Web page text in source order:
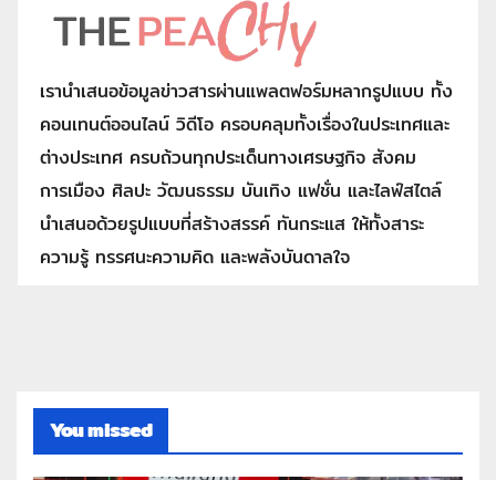
เรานำเสนอข้อมูลข่าวสารผ่านแพลตฟอร์มหลากรูปแบบ ทั้ง
คอนเทนต์ออนไลน์ วิดีโอ ครอบคลุมทั้งเรื่องในประเทศและ
ต่างประเทศ ครบถ้วนทุกประเด็นทางเศรษฐกิจ สังคม
การเมือง ศิลปะ วัฒนธรรม บันเทิง แฟชั่น และไลฟ์สไตล์
นำเสนอด้วยรูปแบบที่สร้างสรรค์ ทันกระแส ให้ทั้งสาระ
ความรู้ ทรรศนะความคิด และพลังบันดาลใจ
You missed